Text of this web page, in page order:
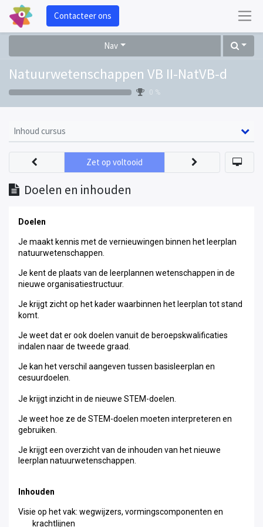
Contacteer ons
Nav
Natuurwetenschappen VB II-NatVB-d
0 %
Inhoud cursus
Doelen en inhouden
Zet op voltooid
Doelen
Je maakt kennis met de vernieuwingen binnen het leerplan
natuurwetenschappen.
Je kent de plaats van de leerplannen wetenschappen in de
nieuwe organisatiestructuur.
Je krijgt zicht op het kader waarbinnen het leerplan tot stand
komt.
Je weet dat er ook doelen vanuit de beroepskwalificaties
indalen naar de tweede graad.
Je kan het verschil aangeven tussen basisleerplan en
cesuurdoelen.
Je krijgt inzicht in de nieuwe STEM-doelen.
Je weet hoe ze de STEM-doelen moeten interpreteren en
gebruiken.
Je krijgt een overzicht van de inhouden van het nieuwe
leerplan natuurwetenschappen.
Inhouden
Visie op het vak: wegwijzers, vormingscomponenten en
krachtlijnen